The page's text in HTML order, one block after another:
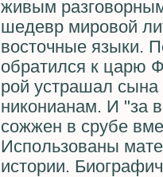
живым
шедевр мировой
восточные языки.
обратился к царю
рой устрашал сына
никонианам. И "за
сожжен в срубе
Использованы
истории.